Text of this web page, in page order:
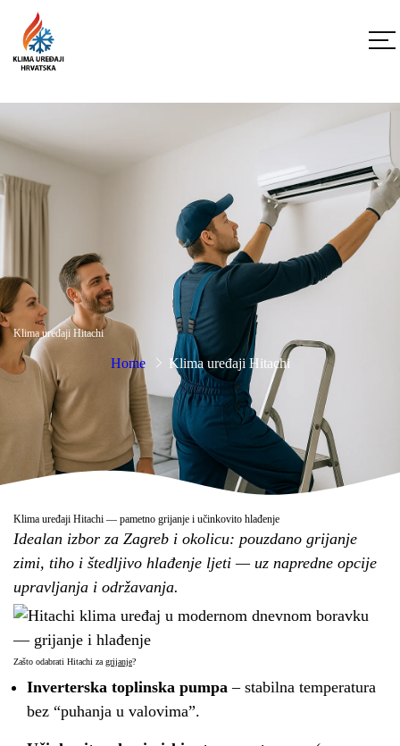
Klima uređaji Hitachi
Home Klima uređaji Hitachi
Klima uređaji Hitachi — pametno grijanje i učinkovito hlađenje
Idealan izbor za Zagreb i okolicu: pouzdano grijanje
zimi, tiho i štedljivo hlađenje ljeti — uz napredne opcije
upravljanja i održavanja.
Zašto odabrati Hitachi za grijanje?
Inverterska toplinska pumpa – stabilna temperatura
bez “puhanja u valovima”.